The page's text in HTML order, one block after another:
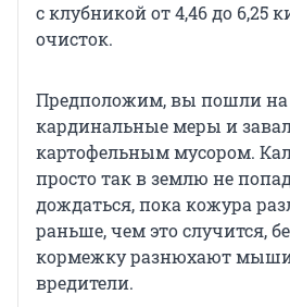
с клубникой от 4,46 до 6,25
очисток.
Предположим, вы пошли на
кардинальные меры и
картофельным мусором.
просто так в землю не
дождаться, пока кожура
раньше, чем это случится,
кормежку разнюхают
вредители.